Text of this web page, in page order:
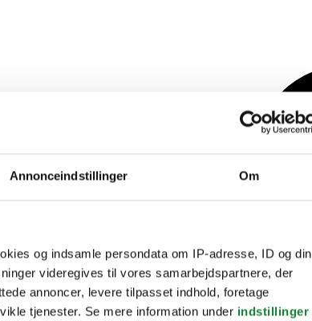
Annonceindstillinger Om
og indsamle persondata om IP-adresse, ID og din
videregives til vores samarbejdspartnere, der
annoncer, levere tilpasset indhold, foretage
tjenester. Se mere information under indstillinger